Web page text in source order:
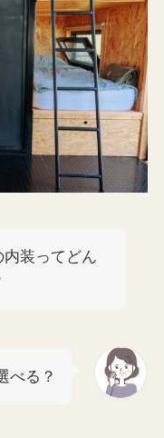
内装ってどん
べる？